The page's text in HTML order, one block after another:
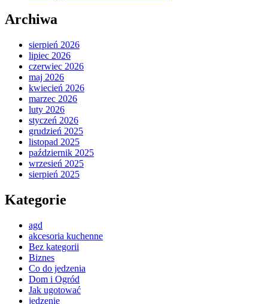
Archiwa
sierpień 2026
lipiec 2026
czerwiec 2026
maj 2026
kwiecień 2026
marzec 2026
luty 2026
styczeń 2026
grudzień 2025
listopad 2025
październik 2025
wrzesień 2025
sierpień 2025
Kategorie
agd
akcesoria kuchenne
Bez kategorii
Biznes
Co do jedzenia
Dom i Ogród
Jak ugotować
jedzenie